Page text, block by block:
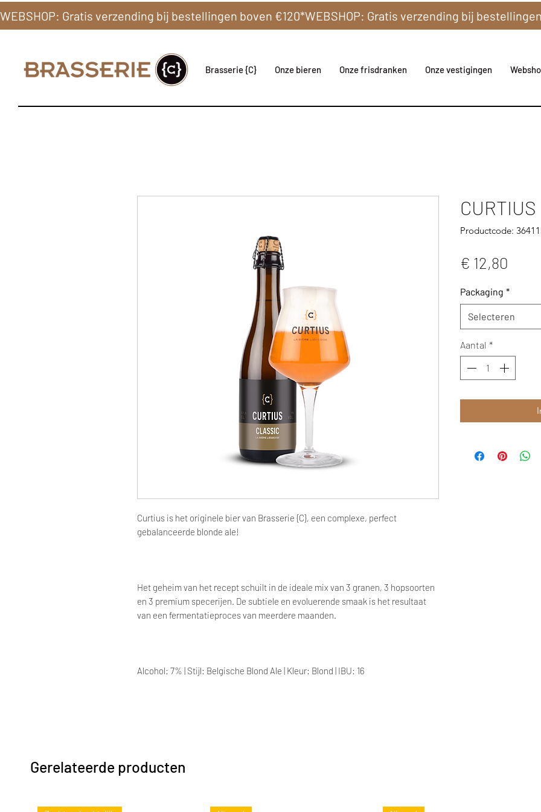
Brasserie {C} Onze bieren Onze frisdranken Onze vestigingen
Curtius is het originele bier van Brasserie {C}, een complexe, perfect
gebalanceerde blonde ale!
Het geheim van het recept schuilt in de ideale mix van 3 granen, 3 hopsoorten
en 3 premium specerijen. De subtiele en evoluerende smaak is het resultaat
van een fermentatieproces van meerdere maanden.
Alcohol: 7% | Stijl: Belgische Blond Ale | Kleur: Blond | IBU: 16
Productcode:
€ 12,80
Packaging *
Selecteren
Aantal *
Gerelateerde producten